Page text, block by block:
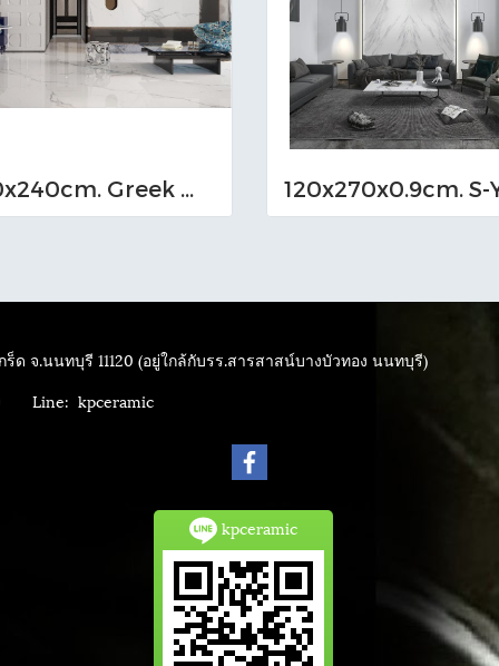
120x240cm. Greek White Sintered Stone Bookmatch
ร็ด จ.นนทบุรี 11120 (อยู่ใกล้กับรร.สารสาสน์บางบัวทอง นนทบุรี)
Line: kpceramic
kpceramic